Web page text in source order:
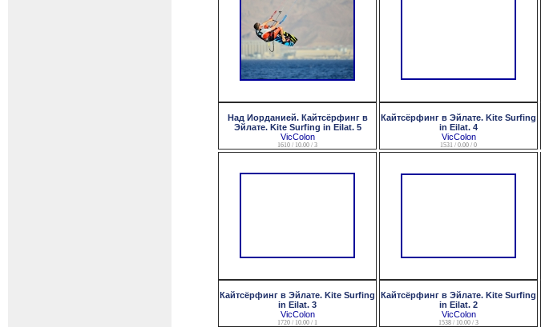
Над Иорданией. Кайтсёрфинг в
Эйлате. Kite Surfing in Eilat. 5
VicColon
1610 / 10.00 / 3
Кайтсёрфинг в Эйлате. Kite Surfing
in Eilat. 4
VicColon
1531 / 0.00 / 0
Кайтсёрфинг в Эйлате. Kite Surfing
in Eilat. 3
VicColon
1720 / 10.00 / 1
Кайтсёрфинг в Эйлате. Kite Surfing
in Eilat. 2
VicColon
1538 / 10.00 / 3